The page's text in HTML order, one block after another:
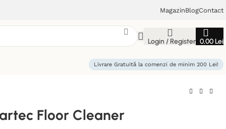
MagazinBlogContact
Login / Register 0,00Lei
Livrare Gratuită la comenzi de minim 200 Lei!
Floor Cleaner